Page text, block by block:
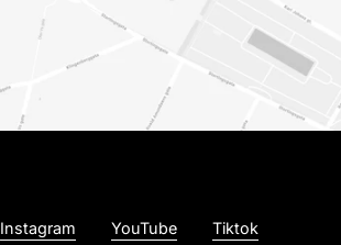
Instagram YouTube Tiktok